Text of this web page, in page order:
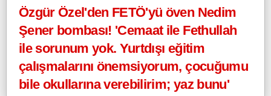
Özgür Özel'den FETÖ'yü öven Nedim
Şener bombası! 'Cemaat ile Fethullah
ile sorunum yok. Yurtdışı eğitim
çalışmalarını önemsiyorum, çocuğumu
bile okullarına verebilirim; yaz bunu'